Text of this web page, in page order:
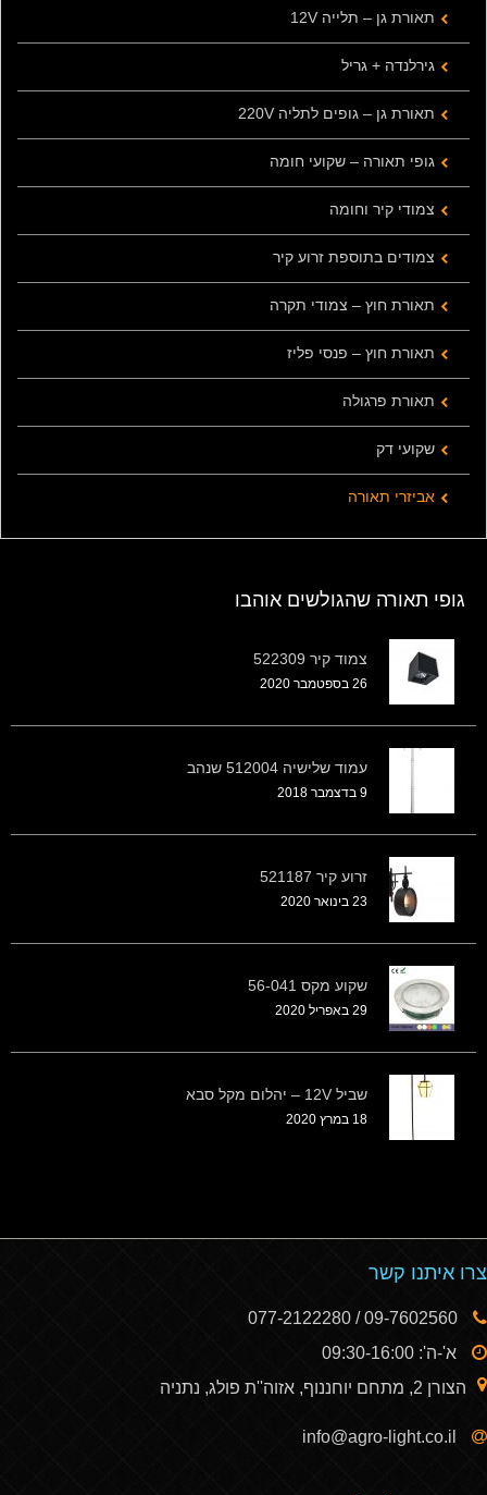
תאורת גן – תלייה 12V
גירלנדה + גריל
תאורת גן – גופים לתליה 220V
גופי תאורה – שקועי חומה
צמודי קיר וחומה
צמודים בתוספת זרוע קיר
תאורת חוץ – צמודי תקרה
תאורת חוץ – פנסי פליז
תאורת פרגולה
שקועי דק
אביזרי תאורה
גופי תאורה שהגולשים אוהבו
צמוד קיר 522309
26 בספטמבר 2020
עמוד שלישיה 512004 שנהב
9 בדצמבר 2018
זרוע קיר 521187
23 בינואר 2020
שקוע מקס 56-041
29 באפריל 2020
שביל 12V – יהלום מקל סבא
18 במרץ 2020
צרו איתנו קשר
א'-ה': 09:30-16:00
הצורן 2, מתחם יוחננוף, אזוה''ת פולג, נתניה